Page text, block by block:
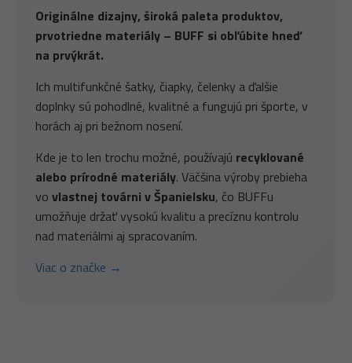
Originálne dizajny, široká paleta produktov,
prvotriedne materiály – BUFF si obľúbite hneď
na prvýkrát.
Ich multifunkčné šatky, čiapky, čelenky a ďalšie
doplnky sú pohodlné, kvalitné a fungujú pri športe, v
horách aj pri bežnom nosení.
Kde je to len trochu možné, používajú recyklované
alebo prírodné materiály. Väčšina výroby prebieha
vo vlastnej továrni v Španielsku, čo BUFFu
umožňuje držať vysokú kvalitu a precíznu kontrolu
nad materiálmi aj spracovaním.
Viac o značke →